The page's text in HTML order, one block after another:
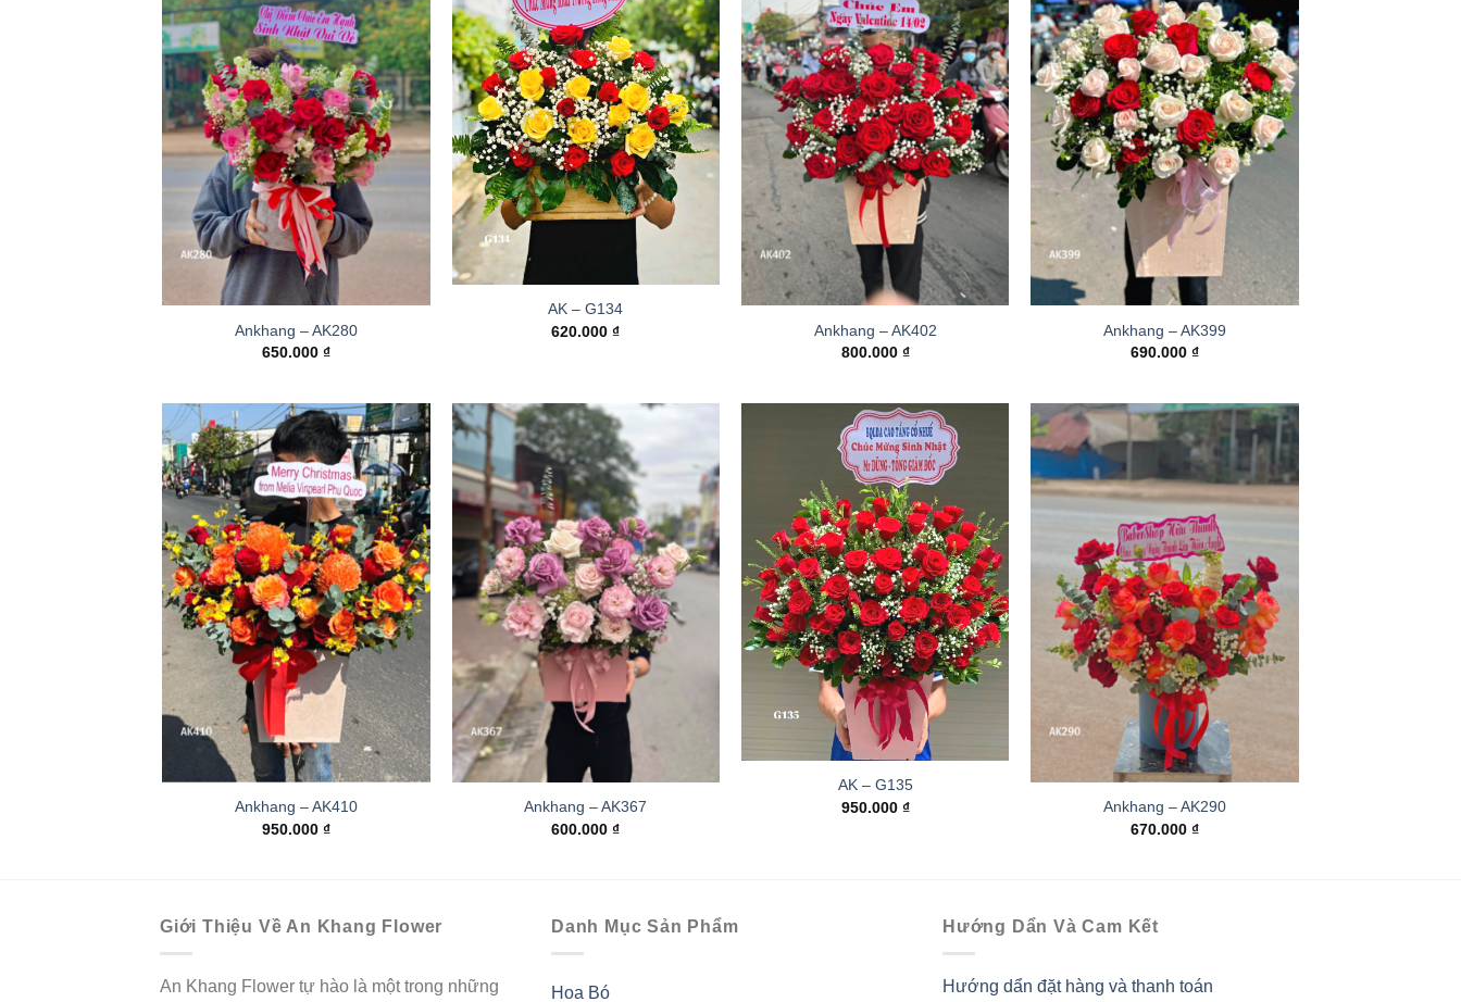
Ankhang – AK280
650.000₫
AK – G134
620.000₫
Ankhang – AK402
800.000 ₫
Ankhang – AK399
690.000 ₫
Ankhang – AK410
950.000₫
Ankhang – AK367
600.000₫
AK – G135
950.000 ₫
Ankhang – AK290
670.000 ₫
Giới Thiệu Về An Khang Flower
An Khang Flower tự hào là một trong những
Danh Mục Sản Phẩm
Hoa Bó
Hướng Dẩn Và Cam Kết
Hướng dẩn đặt hàng và thanh toán